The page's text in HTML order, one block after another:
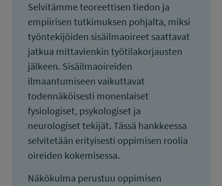
Selvitämme teoreettisen tiedon ja
empiirisen tutkimuksen pohjalta, miksi
työntekijöiden sisäilmaoireet saattavat
jatkua mittavienkin työtilakorjausten
jälkeen. Sisäilmaoireiden
ilmaantumiseen vaikuttavat
todennäköisesti monenlaiset
fysiologiset, psykologiset ja
neurologiset tekijät. Tässä hankkeessa
selvitetään erityisesti oppimisen roolia
oireiden kokemisessa.
Näkökulma perustuu oppimisen